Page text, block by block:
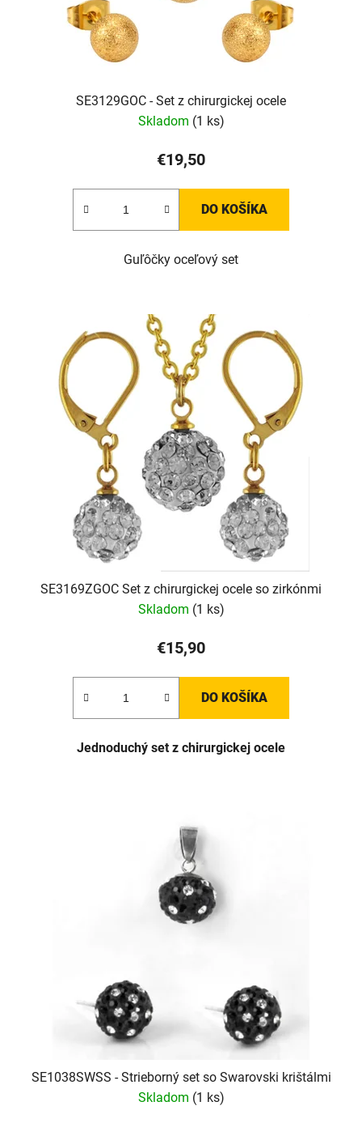
SE3129GOC - Set z chirurgickej ocele
Skladom (1 ks)
€19,50
DO KOŠÍKA
Guľôčky oceľový set
SE3169ZGOC Set z chirurgickej ocele so zirkónmi
Skladom (1 ks)
€15,90
DO KOŠÍKA
Jednoduchý set z chirurgickej ocele
SE1038SWSS - Strieborný set so Swarovski krištálmi
Skladom (1 ks)